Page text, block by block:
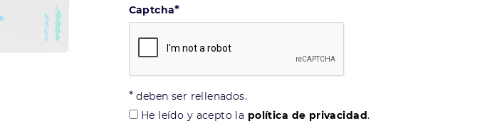
Captcha*
*deben ser rellenados.
He leído y acepto la política de privacidad.